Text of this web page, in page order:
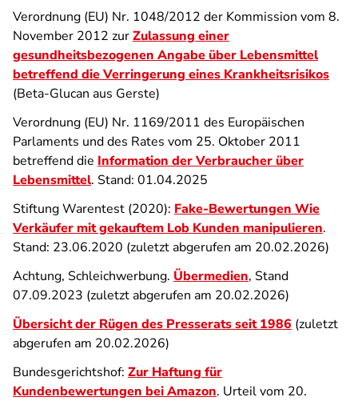
Verordnung (EU) Nr. 1048/2012 der Kommission vom 8.
November 2012 zurZulassung einer
gesundheitsbezogenen Angabe über Lebensmittel
betreffend die Verringerung eines Krankheitsrisikos
(Beta-Glucan aus Gerste)
Verordnung (EU) Nr. 1169/2011 des Europäischen
Parlaments und des Rates vom 25. Oktober 2011
betreffend die Information der Verbraucher über
Lebensmittel. Stand: 01.04.2025
Stiftung Warentest (2020): Fake-Bewertungen Wie
Verkäufer mit gekauftem Lob Kunden manipulieren.
Stand: 23.06.2020 (zuletzt abgerufen am 20.02.2026)
Achtung, Schleichwerbung. Übermedien, Stand
07.09.2023 (zuletzt abgerufen am 20.02.2026)
Übersicht der Rügen des Presserats seit 1986 (zuletzt
abgerufen am 20.02.2026)
Bundesgerichtshof: Zur Haftung für
Kundenbewertungen bei Amazon. Urteil vom 20.